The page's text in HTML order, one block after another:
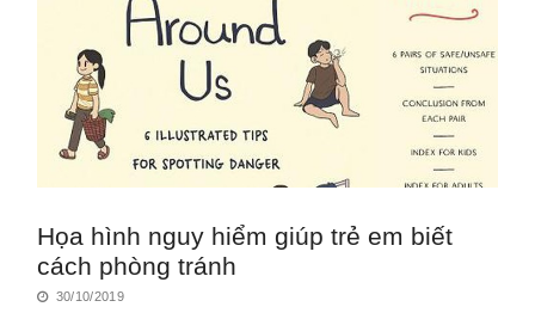
Họa hình nguy hiểm giúp trẻ em biết
cách phòng tránh
30/10/2019